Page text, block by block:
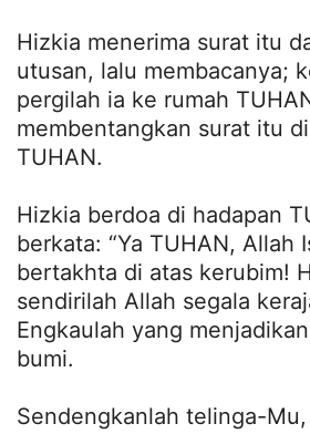
Hizkia menerima surat itu
utusan, lalu membacanya;
pergilah ia ke rumah
membentangkan surat itu
TUHAN.
Hizkia berdoa di hadapan
berkata: “Ya TUHAN, Allah
bertakhta di atas kerubim!
sendirilah Allah segala
Engkaulah yang
bumi.
Sendengkanlah telinga-